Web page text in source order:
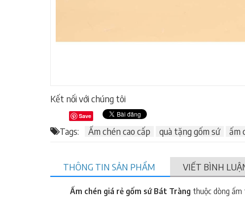
Kết nối với chúng tôi
Save
Tags: Ấm chén cao cấp quà tặng gốm sứ ấm
THÔNG TIN SẢN PHẨM VIẾT BÌNH
Ấm chén giá rẻ gốm sứ Bát Tràng thuộc dòng ấm